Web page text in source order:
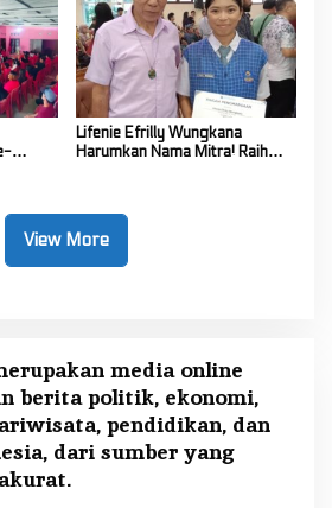
Lifenie Efrilly Wungkana
Harumkan Nama Mitra! Raih
View More
media online
berita politik, ekonomi,
pendidikan, dan
dari sumber yang